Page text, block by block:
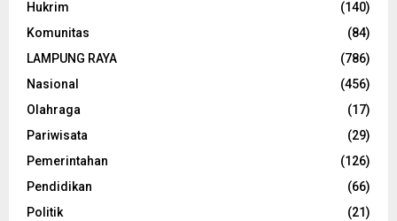
Hukrim
(140)
Komunitas
(84)
LAMPUNG RAYA
(786)
Nasional
(456)
Olahraga
(17)
Pariwisata
(29)
Pemerintahan
(126)
Pendidikan
(66)
Politik
(21)